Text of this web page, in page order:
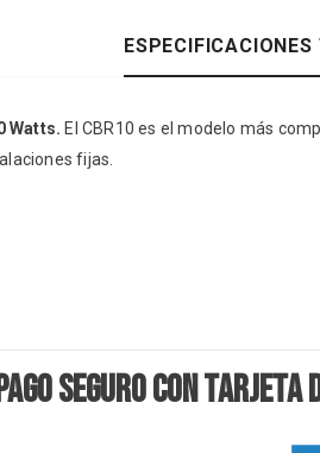
Watts. El CBR10 es el modelo más
fijas.
SEGURO CON TARJETA